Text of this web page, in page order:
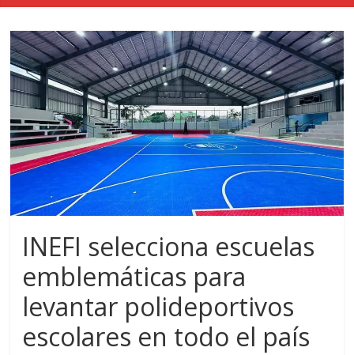
INEFI selecciona escuelas
emblemáticas para
levantar polideportivos
escolares en todo el país